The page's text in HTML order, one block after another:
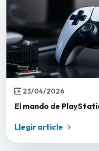
23/04/2026
El mando de
Llegir article